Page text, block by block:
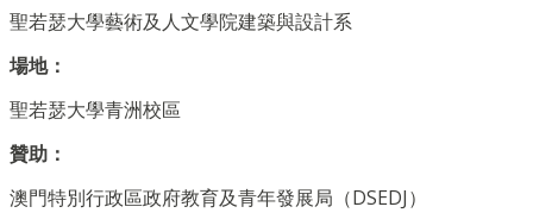
聖若瑟大學藝術及人文學院建築與設計系
場地：
聖若瑟大學青洲校區
贊助：
澳門特別行政區政府教育及青年發展局（DSEDJ）